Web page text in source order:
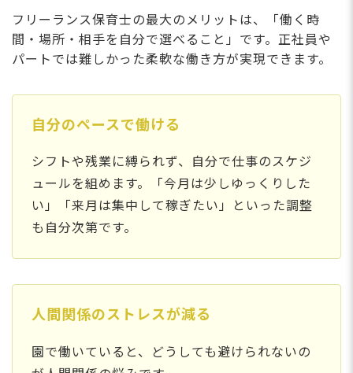
フリーランス保育士の最大のメリットは、「働く時
間・場所・相手を自分で選べること」です。正社員や
パートでは難しかった柔軟な働き方が実現できます。
自分のペースで働ける
シフトや残業に縛られず、自分で仕事のスケジ
ュールを組めます。「今月は少しゆっくりした
い」「来月は集中して稼ぎたい」といった調整
も自分次第です。
人間関係のストレスが減る
園で働いていると、どうしても避けられないの